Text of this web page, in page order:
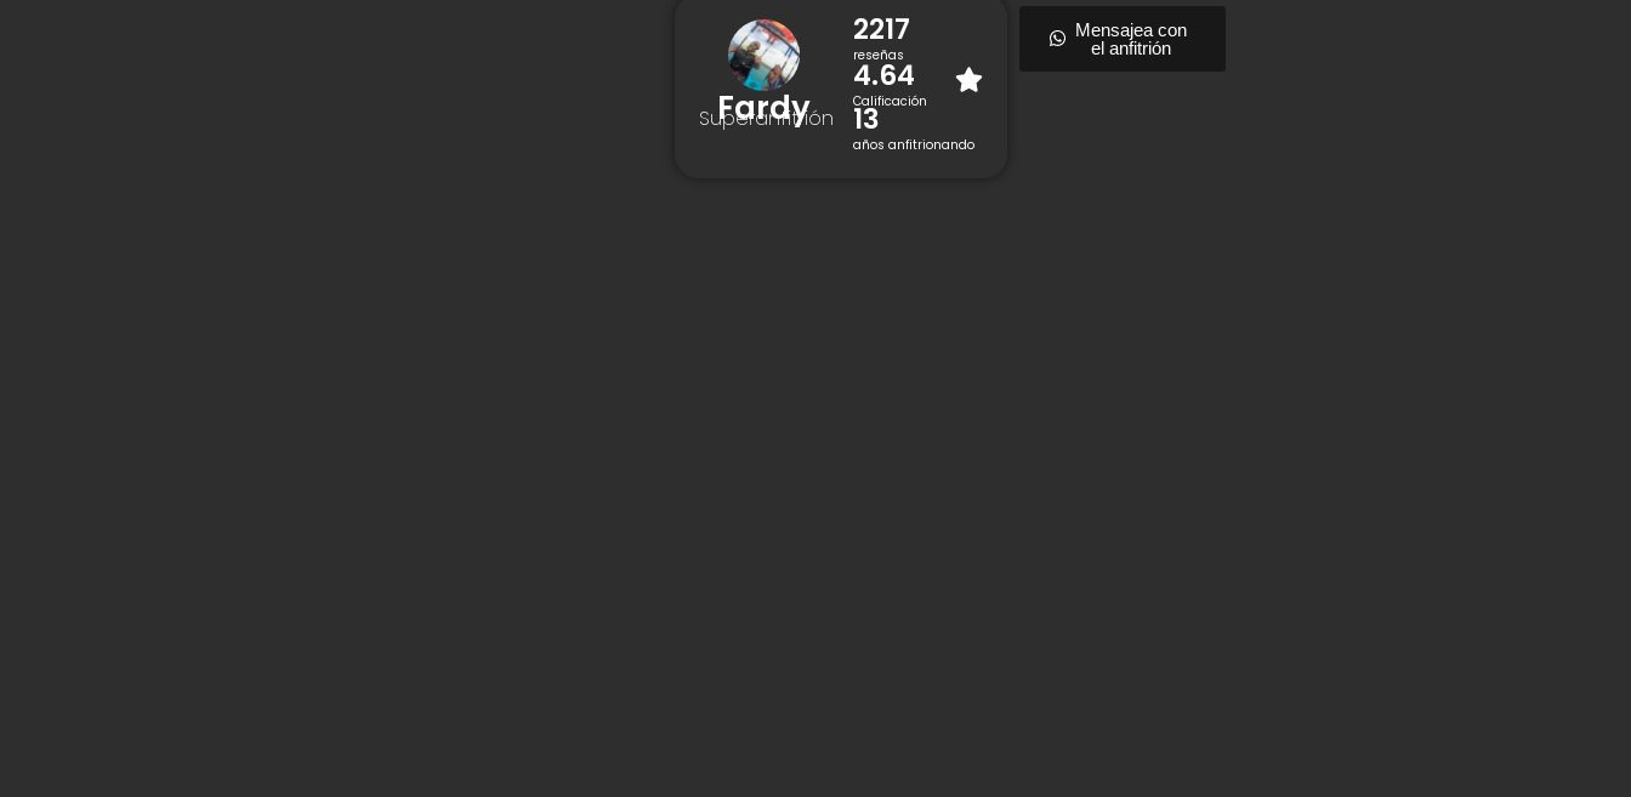
Fardy
Superanfitrión
2217
reseñas
4.64
Calificación
13
años anfitrionando
Mensajea con
el anfitrión